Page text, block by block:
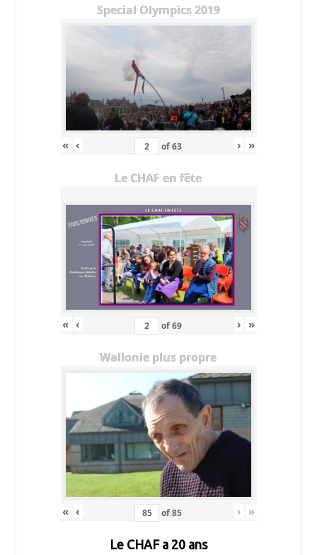
Special Olympics 2019
« ‹ of63 › »
Le CHAF en fête
« ‹ of69 › »
Wallonie plus propre
« ‹ of85 › »
Le CHAF a 20 ans